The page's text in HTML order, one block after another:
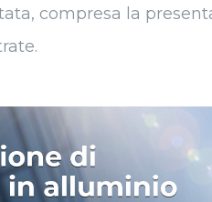
compresa la